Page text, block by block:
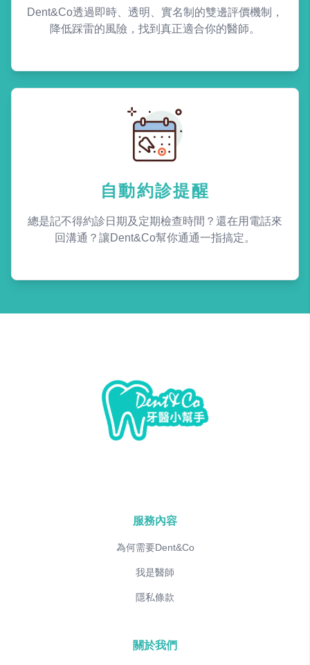
Dent&Co透過即時、透明、實名制的雙邊評價機制，
降低踩雷的風險，找到真正適合你的醫師。
自動約診提醒
總是記不得約診日期及定期檢查時間？還在用電話來
回溝通？讓Dent&Co幫你通通一指搞定。
服務內容
為何需要Dent&Co
我是醫師
隱私條款
關於我們